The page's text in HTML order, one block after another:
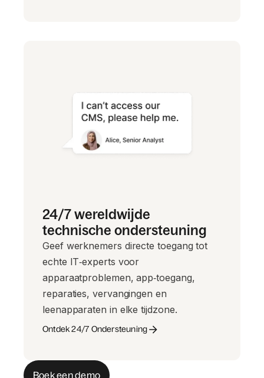
24/7 wereldwijde
technische ondersteuning
Geef werknemers directe toegang tot
echte IT‑experts voor
apparaatproblemen, app‑toegang,
reparaties, vervangingen en
leenapparaten in elke tijdzone.
Ontdek 24/7 Ondersteuning
Boek een demo